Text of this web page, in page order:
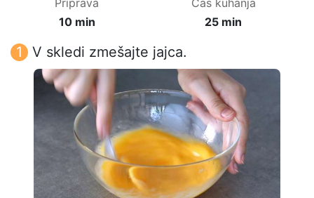
Priprava
10 min
Čas kuhanja
25 min
V skledi zmešajte jajca.